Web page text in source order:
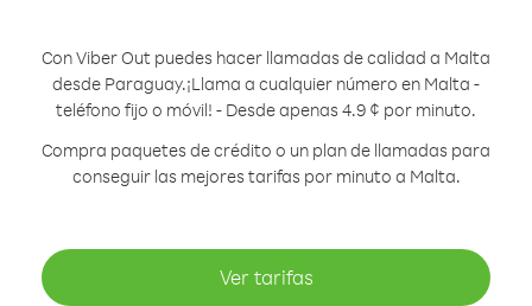
Con Viber Out puedes hacer llamadas de calidad a Malta
desde Paraguay.¡Llama a cualquier número en Malta -
teléfono fijo o móvil! - Desde apenas 4.9 ¢ por minuto.
Compra paquetes de crédito o un plan de llamadas para
conseguir las mejores tarifas por minuto a Malta.
Ver tarifas